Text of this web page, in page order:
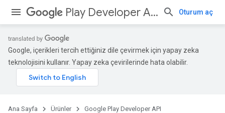
Play Developer API Oturum aç
Google, içerikleri tercih ettiğiniz dile çevirmek için yapay zeka
teknolojisini kullanır. Yapay zeka çevirilerinde hata olabilir.
Ana Sayfa Ürünler
Google Play Developer API